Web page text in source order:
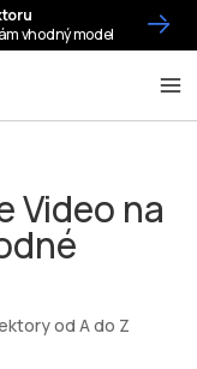
Video na
od A do Z